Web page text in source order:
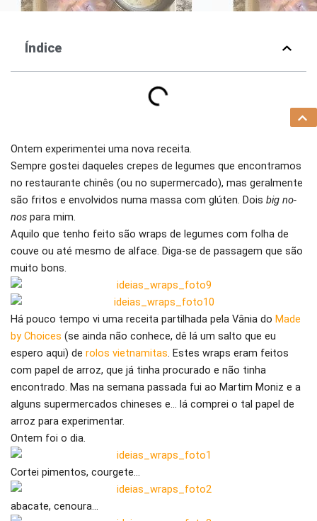
Índice
Ontem experimentei uma nova receita.
Sempre gostei daqueles crepes de legumes que encontramos
no restaurante chinês (ou no supermercado), mas geralmente
são fritos e envolvidos numa massa com glúten. Dois big no-
nos para mim.
Aquilo que tenho feito são wraps de legumes com folha de
couve ou até mesmo de alface. Diga-se de passagem que são
muito bons.
Há pouco tempo vi uma receita partilhada pela Vânia do Made
by Choices (se ainda não conhece, dê lá um salto que eu
espero aqui) de rolos vietnamitas. Estes wraps eram feitos
com papel de arroz, que já tinha procurado e não tinha
encontrado. Mas na semana passada fui ao Martim Moniz e a
alguns supermercados chineses e… lá comprei o tal papel de
arroz para experimentar.
Ontem foi o dia.
Cortei pimentos, courgete…
abacate, cenoura…